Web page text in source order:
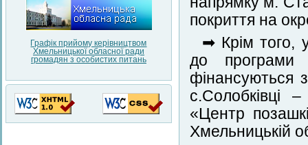
Графік прийому керівництвом
Хмельницької обласної ради
громадян з особистих питань
покриття на
➡ Крім того,
до програми
с.Солобківці
«Центр
Хмельницькій